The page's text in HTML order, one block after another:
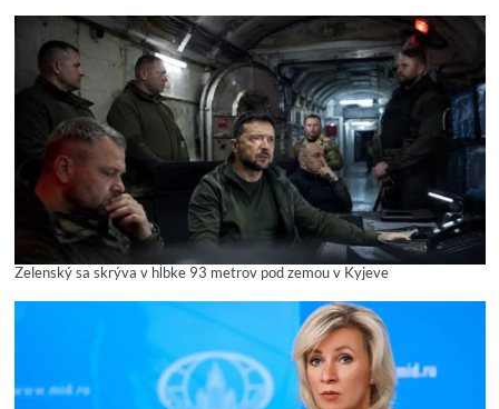
Zelenský sa skrýva v hĺbke 93 metrov pod zemou v Kyjeve